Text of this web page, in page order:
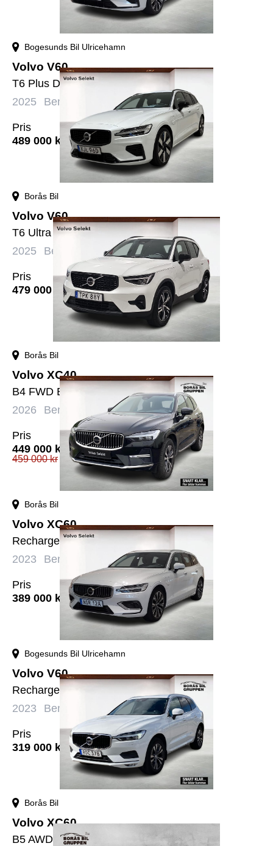
Bogesunds Bil Ulricehamn
Volvo V60
T6 Plus Dark Edition
2025
Bensin+El Automat 4729 mil
Pris
489 000 kr
Borås Bil
Volvo V60
T6 Ultra Dark
2025
Bensin+El Automat 5514 mil
Pris
479 000
kr
Borås Bil
Volvo XC40
B4 FWD Bensin Plus Dark
2026
Bensin Automat 1556 mil
Pris
449 000 kr
459 000 kr
Borås Bil
Volvo XC60
Recharge T6 Core Edition
2023
Bensin+El Automat 11655 mil
Pris
389 000 kr
Bogesunds Bil Ulricehamn
Volvo V60
Recharge T6 Core Edition
2023
Bensin+El Automat 12740 mil
Pris
319 000 kr
Borås Bil
Volvo XC60
B5 AWD Bensin Momentum Advanced Edt